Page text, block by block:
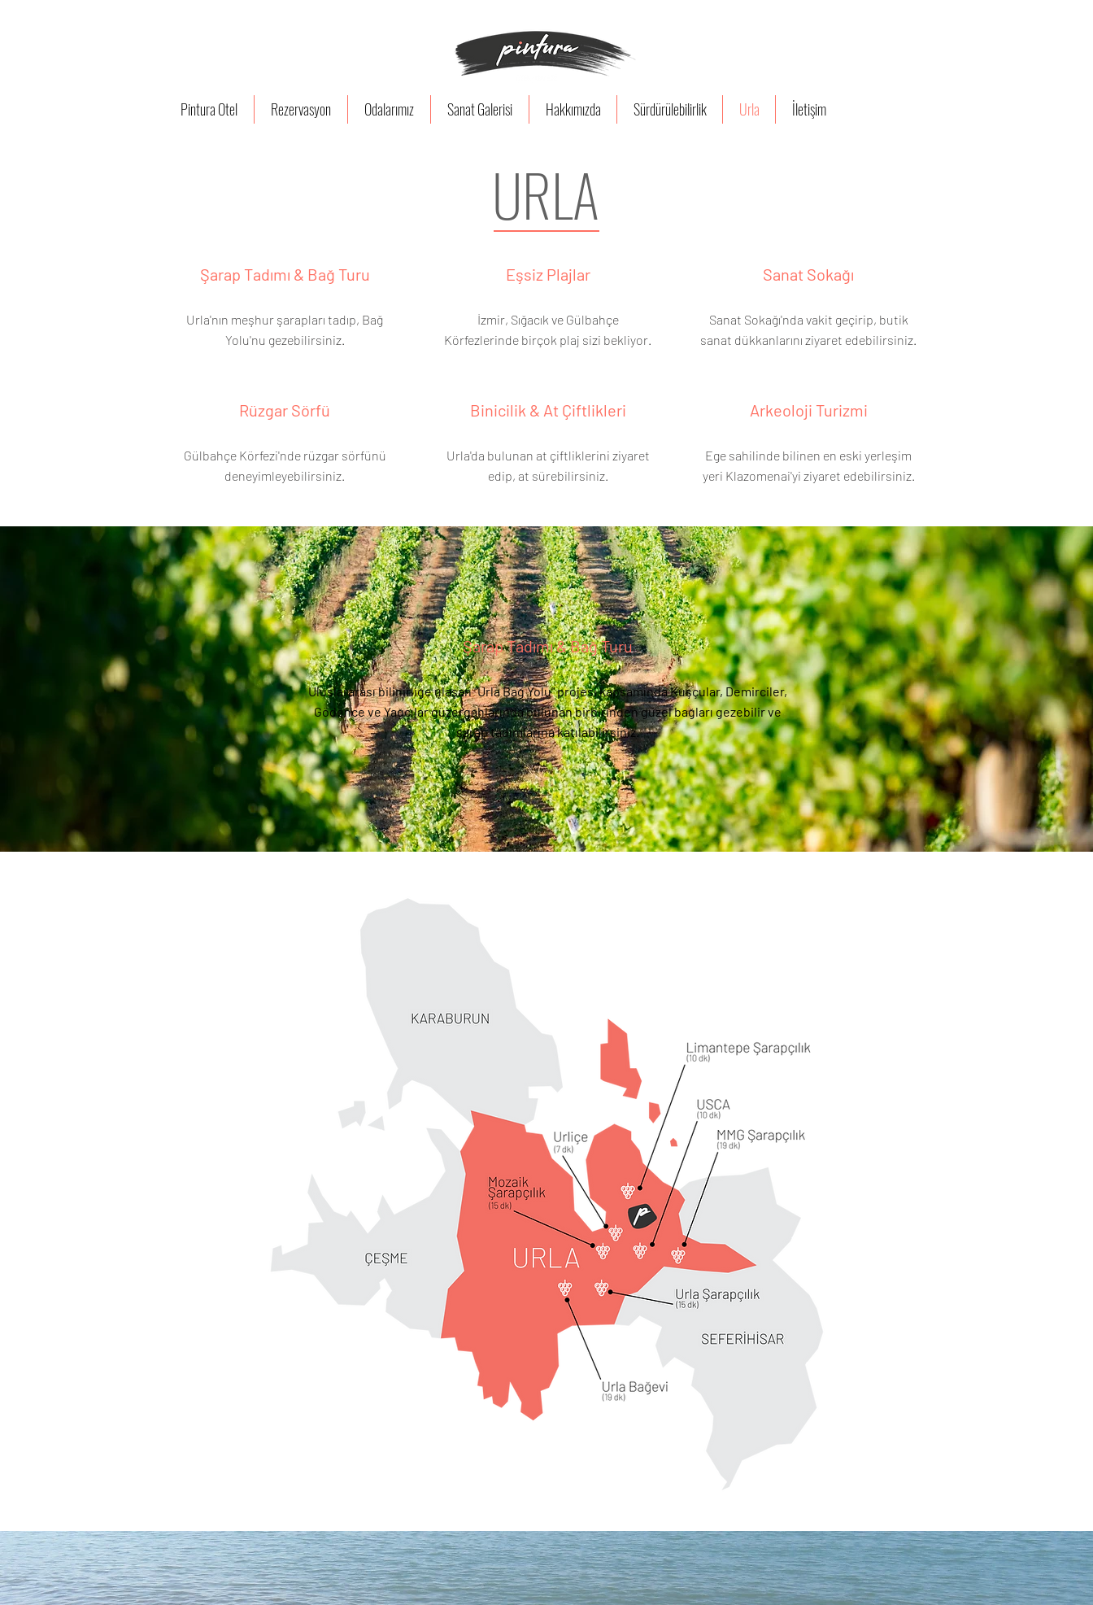
Pintura Otel Rezervasyon Odalarımız Sanat Galerisi Hakkımızda Sürdürülebilirlik Urla İletişim
Şarap Tadımı & Bağ Turu
Urla'nın meşhur şarapları tadıp, Bağ
Yolu'nu gezebilirsiniz.
URLA
Eşsiz Plajlar
İzmir, Sığacık ve Gülbahçe
Körfezlerinde birçok plaj sizi bekliyor.
Sanat Sokağı
Sanat Sokağı'nda vakit geçirip, butik
sanat dükkanlarını ziyaret edebilirsiniz.
Rüzgar Sörfü
Gülbahçe Körfezi'nde rüzgar sörfünü
deneyimleyebilirsiniz.
Binicilik & At Çiftlikleri
Urla'da bulunan at çiftliklerini ziyaret
edip, at sürebilirsiniz.
Arkeoloji Turizmi
Ege sahilinde bilinen en eski yerleşim
yeri Klazomenai'yi ziyaret edebilirsiniz.
Şarap Tadımı & Bağ Turu
Uluslararası bilinirliğe ulaşan "Urla Bağ Yolu" projesi kapsamında Kuşçular, Demirciler,
Gödence ve Yağcılar güzergahlarında bulunan birbirinden güzel bağları gezebilir ve
şarap tadımlarına katılabilirsiniz.